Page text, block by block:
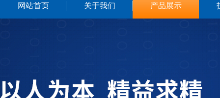
网站首页 关于我们 产品展示